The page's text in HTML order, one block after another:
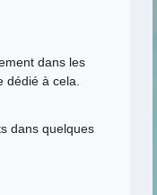
dans les
dédié à cela.
dans quelques